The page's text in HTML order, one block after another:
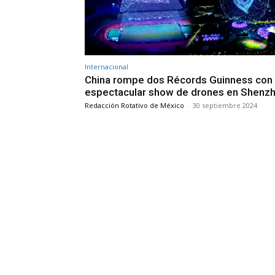
Internacional
China rompe dos Récords Guinness con
espectacular show de drones en
Redacción Rotativo de México - 30 septiembre 2024